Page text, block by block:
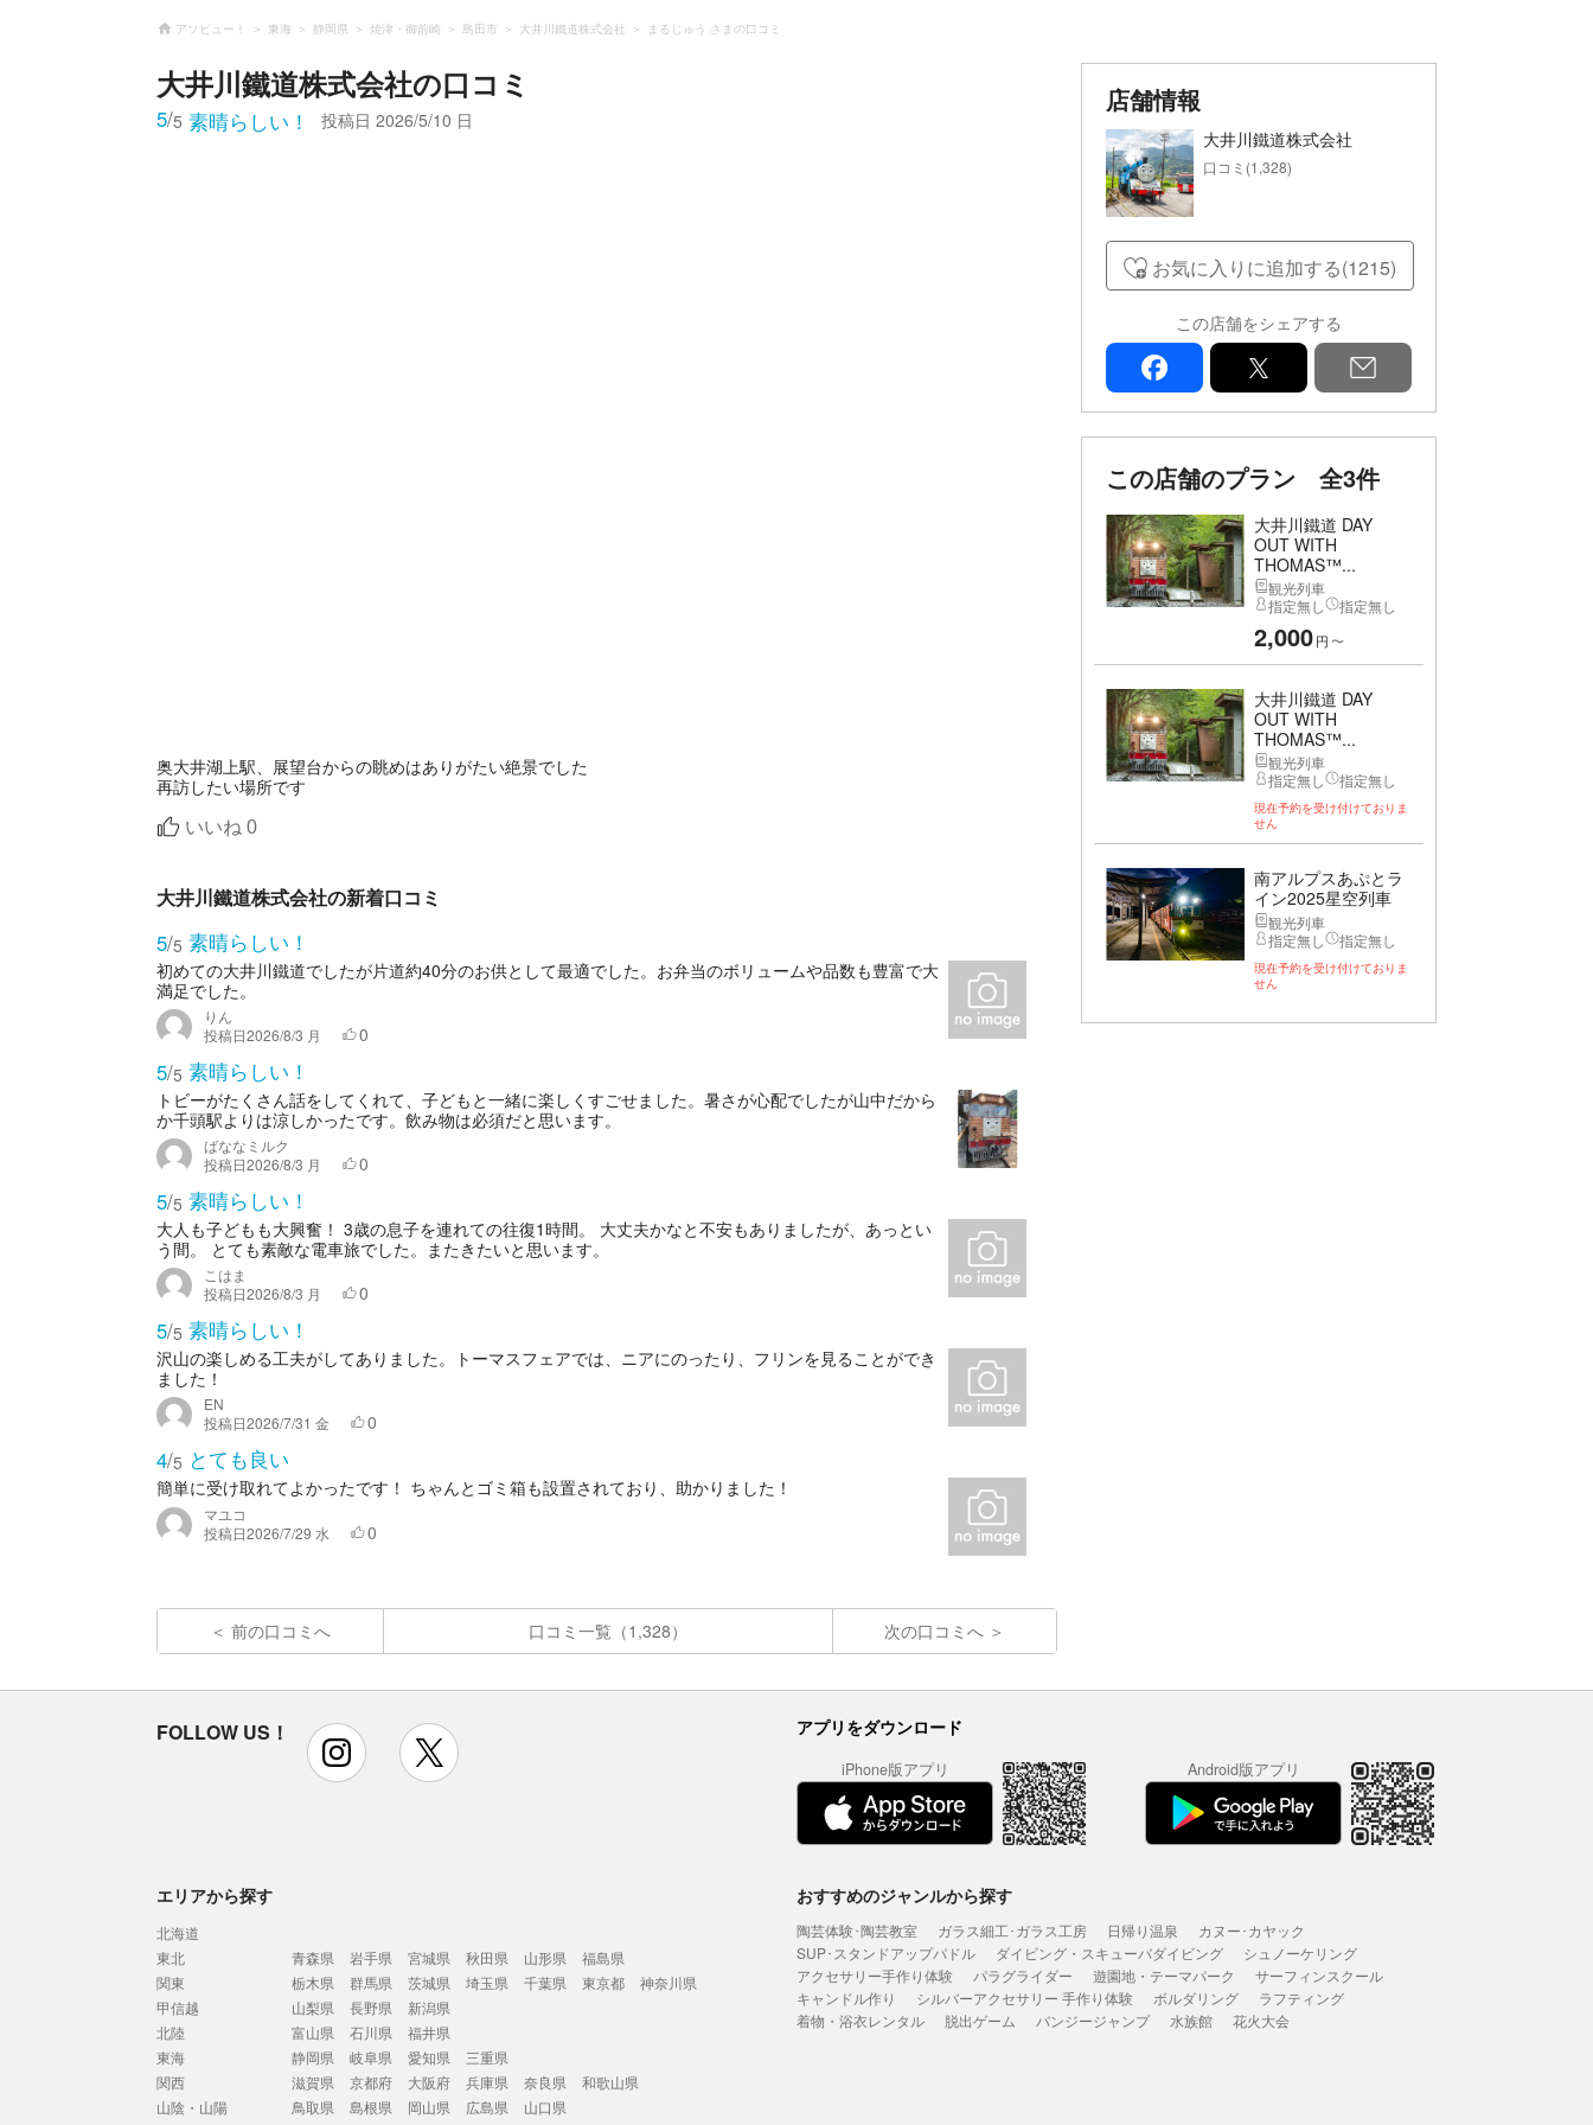
アソビュー！ 東海 静岡県 焼津・御前崎 島田市 大井川鐵道株式会社 まるじゅう さまの口コミ
大井川鐵道株式会社の口コミ
5/5 素晴らしい！ 投稿日 2026/5/10 日
奥大井湖上駅、展望台からの眺めはありがたい絶景でした
再訪したい場所です
いいね 0
大井川鐵道株式会社の新着口コミ
5/5 素晴らしい！
初めての大井川鐵道でしたが片道約40分のお供として最適でした。お弁当のボリュームや品数も豊富で大
満足でした。
りん
投稿日2026/8/3 月 0
5/5 素晴らしい！
トビーがたくさん話をしてくれて、子どもと一緒に楽しくすごせました。暑さが心配でしたが山中だから
か千頭駅よりは涼しかったです。飲み物は必須だと思います。
ばななミルク
投稿日2026/8/3 月 0
5/5 素晴らしい！
大人も子どもも大興奮！ 3歳の息子を連れての往復1時間。 大丈夫かなと不安もありましたが、あっとい
う間。 とても素敵な電車旅でした。またきたいと思います。
こはま
投稿日2026/8/3 月 0
5/5 素晴らしい！
沢山の楽しめる工夫がしてありました。トーマスフェアでは、ニアにのったり、フリンを見ることができ
ました！
EN
投稿日2026/7/31 金 0
4/5 とても良い
簡単に受け取れてよかったです！ ちゃんとゴミ箱も設置されており、助かりました！
マユコ
投稿日2026/7/29 水 0
前の口コミへ 口コミ一覧（1,328） 次の口コミへ
店舗情報
大井川鐵道株式会社
口コミ(1,328)
お気に入りに追加する(1215)
この店舗をシェアする
facebook
この店舗のプラン 全3件
大井川鐵道 DAY
OUT WITH
THOMAS™...
観光列車
指定無し
指定無し
2,000円 〜
大井川鐵道 DAY
OUT WITH
THOMAS™...
観光列車
指定無し
指定無し
現在予約を受け付けておりま
せん
南アルプスあぷとラ
イン2025星空列車
観光列車
指定無し
指定無し
現在予約を受け付けておりま
せん
FOLLOW US！ instagram アプリをダウンロード
iPhone版アプリ Android版アプリ
エリアから探す
北海道
東北
青森県 岩手県 宮城県 秋田県 山形県
福島県
関東
栃木県 群馬県 茨城県 埼玉県 千葉県 東京都
神奈川県
甲信越
山梨県 長野県
新潟県
北陸
富山県 石川県
福井県
東海
静岡県 岐阜県 愛知県
三重県
関西
滋賀県 京都府 大阪府 兵庫県 奈良県
和歌山県
山陰・山陽
鳥取県 島根県 岡山県 広島県
山口県
おすすめのジャンルから探す
陶芸体験･陶芸教室 ガラス細工･ガラス工房 日帰り温泉
カヌー･カヤック
SUP･スタンドアップパドル
ダイビング・スキューバダイビング
シュノーケリング
アクセサリー手作り体験
パラグライダー 遊園地・テーマパーク
サーフィンスクール
キャンドル作り
シルバーアクセサリー 手作り体験 ボルダリング
ラフティング
着物・浴衣レンタル
脱出ゲーム バンジージャンプ 水族館 花火大会